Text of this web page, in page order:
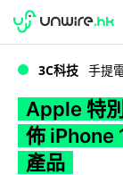
WWDC 2026
3C科技 手提
Apple 特
佈 iPhone
產品